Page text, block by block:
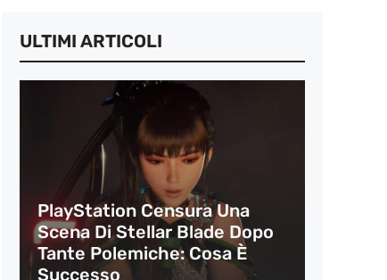
ULTIMI ARTICOLI
PlayStation Censura Una
Scena Di Stellar Blade Dopo
Tante Polemiche: Cosa È
Successo